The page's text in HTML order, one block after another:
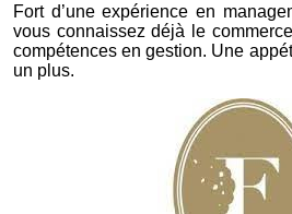
Fort d’une expérience en
vous connaissez déjà le
compétences en gestion. Une
un plus.